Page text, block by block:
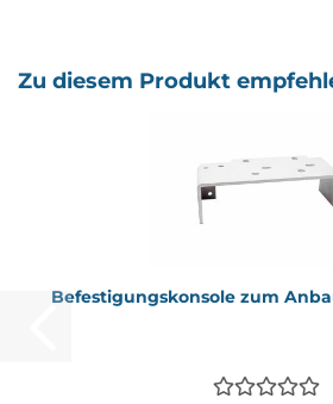
Zu diesem Produkt
Be­fes­ti­gungs­kon­so­le zum